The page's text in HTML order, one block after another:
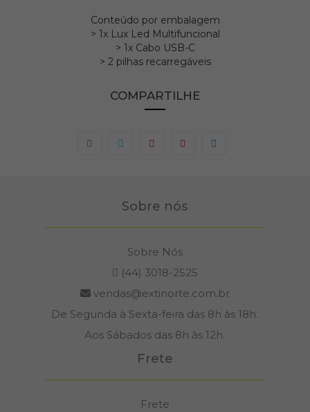
Conteúdo por embalagem
> 1x Lux Led Multifuncional
> 1x Cabo USB-C
> 2 pilhas recarregáveis
COMPARTILHE
Sobre nós
Sobre Nós
(44) 3018-2525
vendas@extinorte.com.br
De Segunda à Sexta-feira das 8h às 18h.
Aos Sábados das 8h às 12h.
Frete
Frete